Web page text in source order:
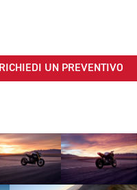
RICHIEDI UN PREVENTIVO